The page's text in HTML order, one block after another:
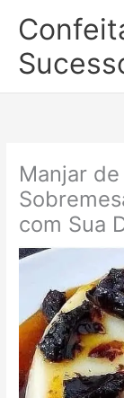
para
conteúdo
Manjar
com Sua